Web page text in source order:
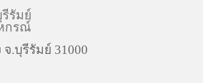
รัมย์
กรณ์
.บุรีรัมย์ 31000